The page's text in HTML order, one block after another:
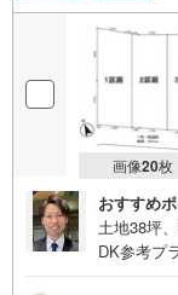
画像20枚
おすすめ
土地38坪
DK参考プ